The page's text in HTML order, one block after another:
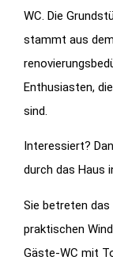
WC. Die
stammt aus
Enthusiasten,
sind.
Interessiert?
durch das Haus
Sie betreten das
praktischen
Gäste-WC mit